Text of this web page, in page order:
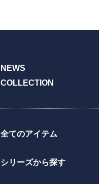
NEWS
COLLECTION
全てのアイテム
シリーズから探す